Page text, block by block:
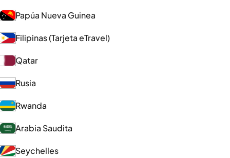
Papúa Nueva Guinea
Filipinas (Tarjeta eTravel)
Qatar
Rusia
Rwanda
Arabia Saudita
Seychelles